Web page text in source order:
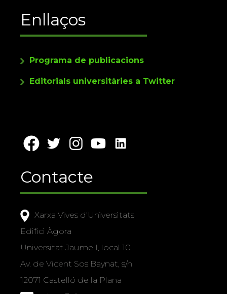
Enllaços
Programa de publicacions
Editorials universitàries a Twitter
Contacte
Xarxa Vives d'Universitats
Edifici Àgora
Universitat Jaume I, local 10
Av. de Vicent Sos Baynat, s/n
12071 Castelló de la Plana